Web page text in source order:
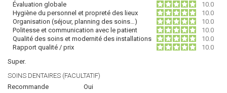
Évaluation globale
10.0
Hygiène du personnel et propreté des lieux
10.0
Organisation (séjour, planning des soins…)
10.0
Politesse et communication avec le patient
10.0
Qualité des soins et modernité des installations
10.0
Rapport qualité / prix
10.0
Super.
SOINS DENTAIRES (FACULTATIF)
Recommande
Oui